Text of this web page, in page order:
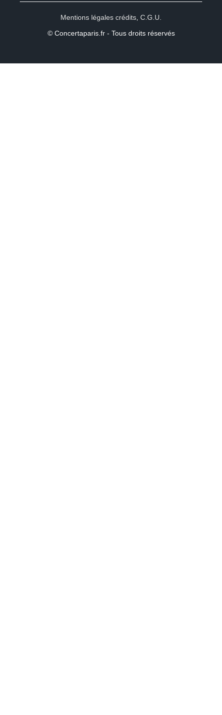
Mentions légales crédits, C.G.U.
© Concertaparis.fr - Tous droits réservés